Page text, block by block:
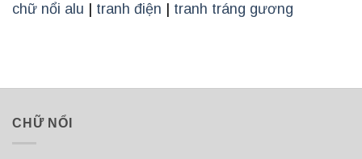
chữ nổi alu
tranh điện tranh tráng gương
CHỮ NỔI